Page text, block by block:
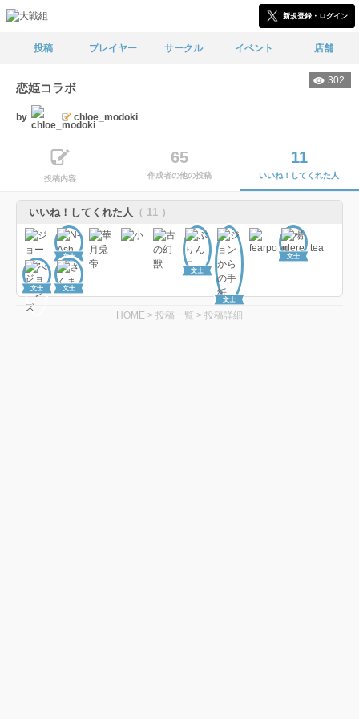
新規登録・ログイン
投稿 プレイヤー サークル イベント 店舗
302
恋姫コラボ
by chloe_modoki
投稿内容
65
作成者の他の投稿
11
いいね！してくれた人
いいね！してくれた人 （ 11 ）
文士
文士
文士
文士
文士 文士
HOME > 投稿一覧 > 投稿詳細